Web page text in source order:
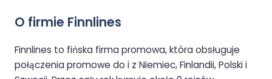
O firmie Finnlines
Finnlines to fińska firma promowa, która obsługuje
połączenia promowe do i z Niemiec, Finlandii, Polski i